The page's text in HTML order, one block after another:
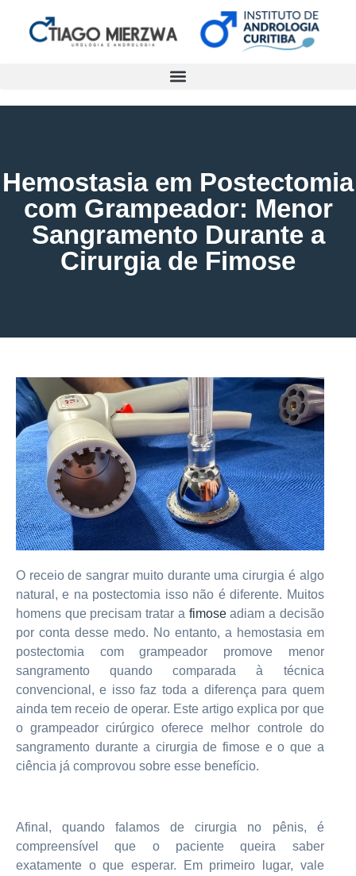
Hemostasia em Postectomia
com Grampeador: Menor
Sangramento Durante a
Cirurgia de Fimose
O receio de sangrar muito durante uma cirurgia é algo
natural, e na postectomia isso não é diferente. Muitos
homens que precisam tratar a fimoseadiam a decisão
por conta desse medo. No entanto, a hemostasia em
postectomia com grampeador promove menor
sangramento quando comparada à técnica
convencional, e isso faz toda a diferença para quem
ainda tem receio de operar. Este artigo explica por que
o grampeador cirúrgico oferece melhor controle do
sangramento durante a cirurgia de fimose e o que a
ciência já comprovou sobre esse benefício.
Afinal, quando falamos de cirurgia no pênis, é
compreensível que o paciente queira saber
exatamente o que esperar. Em primeiro lugar, vale